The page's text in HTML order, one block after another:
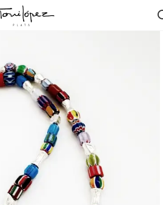
/Colección Murano Raquel López